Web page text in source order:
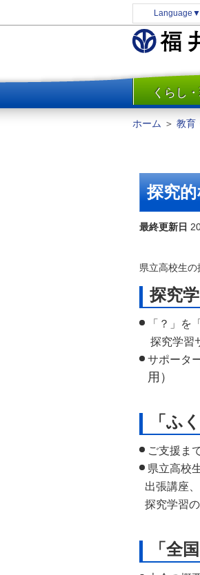
Language ▼
くらし
防災
水道・エネル
住まい・土地
環境問題・
イクル
河川・砂防・
自然
ホーム ＞ 教育
探究
最終更新日
県立高校生の
探究
「？」を
探究学習
サポータ
用）
「ふ
ご支援ま
県立高校
出張講座
探究学習
「全